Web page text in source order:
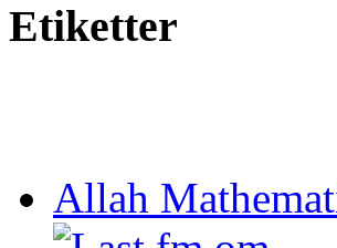
Etiketter
Allah